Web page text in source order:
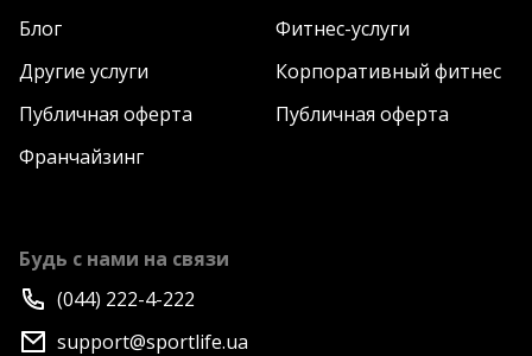
Блог
Фитнес-услуги
Другие услуги
Корпоративный фитнес
Публичная оферта
Публичная оферта
Франчайзинг
Будь с нами на связи
(044) 222-4-222
support@sportlife.ua